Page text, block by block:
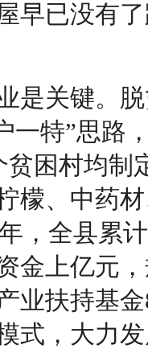
早已没有
关键。脱
一特”思路
贫困村均
檬、中药
，全县累
金上亿元
业扶持基
式，大力